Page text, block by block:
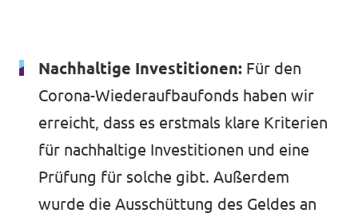
Nachhaltige Investitionen: Für den
Corona-Wiederaufbaufonds haben wir
erreicht, dass es erstmals klare Kriterien
für nachhaltige Investitionen und eine
Prüfung für solche gibt. Außerdem
wurde die Ausschüttung des Geldes an